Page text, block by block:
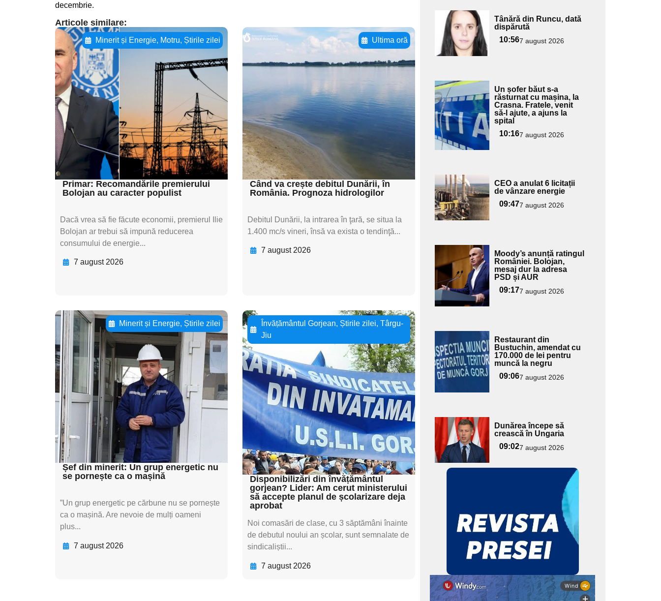
decembrie.
Articole similare:
Minerit și Energie, Motru, Știrile zilei
Adaugă aici textul
pentru
subtitluAdaugă aici
textul pentru
subtitluAdaugă aici
textul pentru
subtitluAdaugă aici
textul pentru subti
Primar: Recomandările premierului
Bolojan au caracter populist
Dacă vrea să fie făcute economii, premierul Ilie
Bolojan ar trebui să impună reducerea
consumului de energie...
7 august 2026
Ultima oră
Adaugă aici textul
pentru
subtitluAdaugă aici
textul pentru
subtitluAdaugă aici
textul pentru
subtitluAdaugă aici
textul pentru subti
Când va crește debitul Dunării, în
România. Prognoza hidrologilor
Debitul Dunării, la intrarea în ţară, se situa la
1.400 mc/s vineri, însă va exista o tendinţă...
7 august 2026
Minerit și Energie, Știrile zilei
Adaugă aici textul
pentru
subtitluAdaugă aici
textul pentru
subtitluAdaugă aici
textul pentru
subtitluAdaugă aici
textul pentru subti
Șef din minerit: Un grup energetic nu
se pornește ca o mașină
”Un grup energetic pe cărbune nu se pornește
ca o mașină. Are nevoie de mulți oameni
plus...
7 august 2026
Învățământul Gorjean, Știrile zilei, Târgu-
Jiu
Adaugă aici textul
pentru
subtitluAdaugă aici
textul pentru
subtitluAdaugă aici
textul pentru
subtitluAdaugă aici
textul pentru subti
Disponibilizări din învățământul
gorjean? Lider: Am cerut ministerului
să accepte planul de școlarizare deja
aprobat
Noi comasări de clase, cu 3 săptămâni înainte
de debutul noului an școlar, sunt semnalate de
sindicaliștii...
7 august 2026
Adaugă
aici textul
pentru
subtitlu
Tânără din Runcu, dată
dispărută
10:567 august 2026
Adaugă
aici textul
pentru
subtitlu
Un șofer băut s-a
răsturnat cu mașina, la
Crasna. Fratele, venit
să-l ajute, a ajuns la
spital
10:167 august 2026
Adaugă
aici textul
pentru
subtitlu
CEO a anulat 6 licitații
de vânzare energie
09:477 august 2026
Adaugă
aici textul
pentru
subtitlu
Moody’s anunță ratingul
României. Bolojan,
mesaj dur la adresa
PSD și AUR
09:177 august 2026
aici textul
pentru
subtitlu
Restaurant din
Bustuchin, amendat cu
170.000 de lei pentru
muncă la negru
09:067 august 2026
Adaugă
aici textul
pentru
subtitlu
Dunărea începe să
crească în Ungaria
09:027 august 2026